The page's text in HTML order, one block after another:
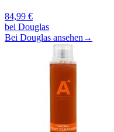
84,99 €
bei Douglas
Bei Douglas ansehen →